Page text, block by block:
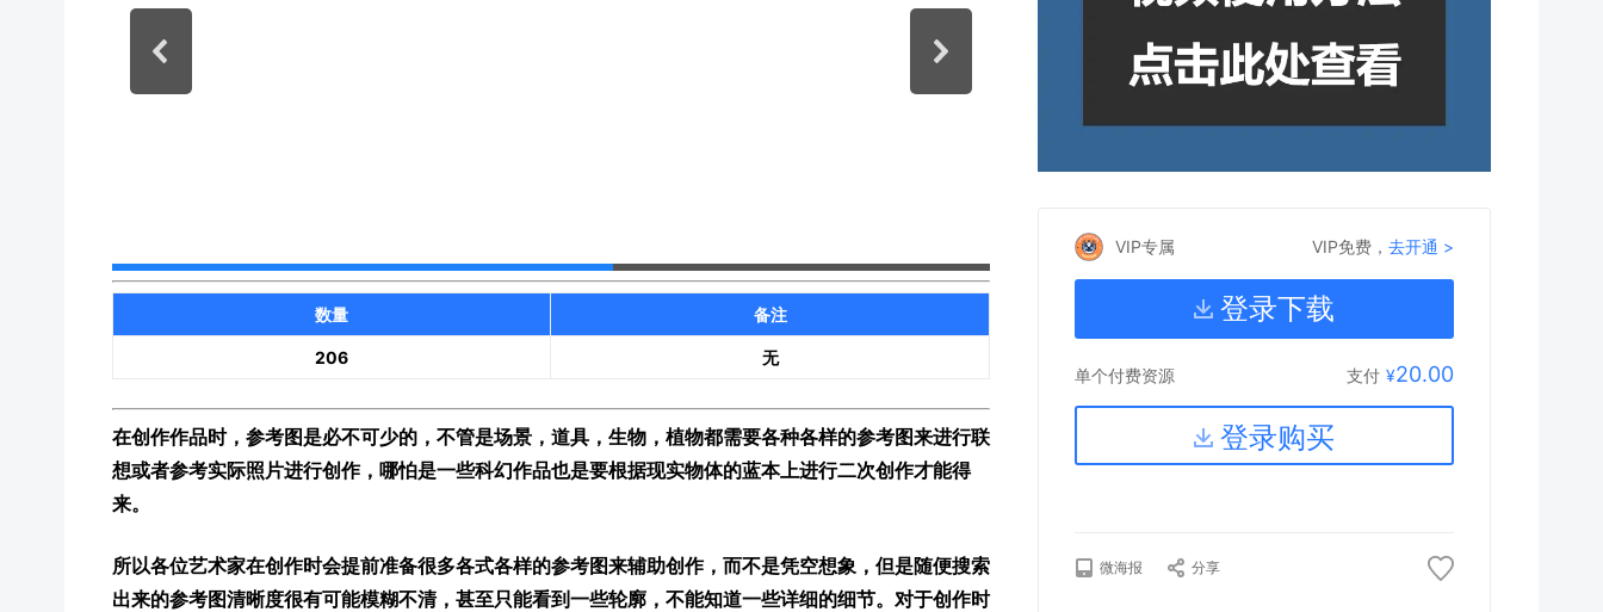
数量 备注
206 无
在创作作品时，参考图是必不可少的，不管是场景，道具，生物，植物都需要各种各样的参考图来进行联
想或者参考实际照片进行创作，哪怕是一些科幻作品也是要根据现实物体的蓝本上进行二次创作才能得
来。
所以各位艺术家在创作时会提前准备很多各式各样的参考图来辅助创作，而不是凭空想象，但是随便搜索
出来的参考图清晰度很有可能模糊不清，甚至只能看到一些轮廓，不能知道一些详细的细节。对于创作时
VIP专属 VIP免费，去开通 >
登录下载
单个付费资源 支付 ¥20.00
登录购买
微海报 分享